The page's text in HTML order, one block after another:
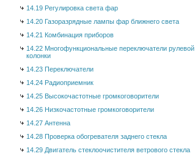
14.19 Регулировка света фар
14.20 Газоразрядные лампы фар ближнего света
14.21 Комбинация приборов
14.22 Многофункциональные переключатели рулевой
колонки
14.23 Переключатели
14.24 Радиоприемник
14.25 Высокочастотные громкоговорители
14.26 Низкочастотные громкоговорители
14.27 Антенна
14.28 Проверка обогревателя заднего стекла
14.29 Двигатель стеклоочистителя ветрового стекла